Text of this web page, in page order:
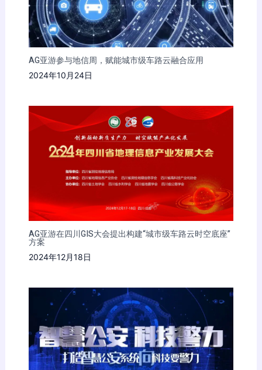
AG亚游参与地信周，赋能城市级车路云融合应用
2024年10月24日
AG亚游在四川GIS大会提出构建“城市级车路云时空底座”
方案
2024年12月18日